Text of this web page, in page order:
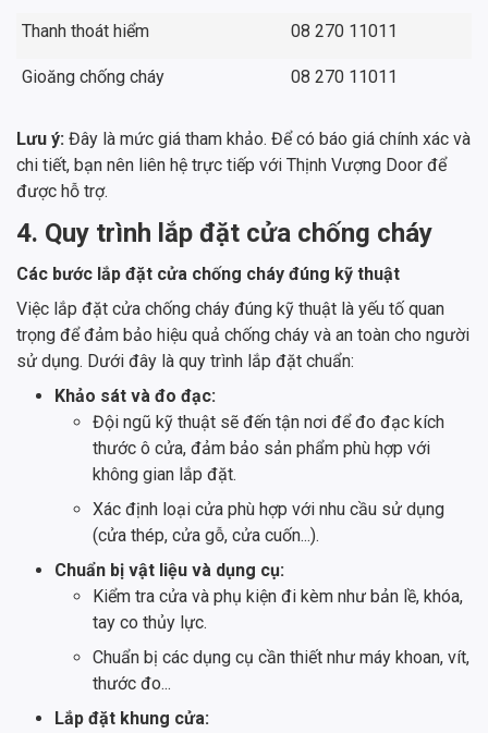
Thanh thoát hiểm 08 270 11011
Gioăng chống cháy 08 270 11011
Lưu ý: Đây là mức giá tham khảo. Để có báo giá chính xác và
chi tiết, bạn nên liên hệ trực tiếp với Thịnh Vượng Door để
được hỗ trợ.
4. Quy trình lắp đặt cửa chống cháy
Các bước lắp đặt cửa chống cháy đúng kỹ thuật
Việc lắp đặt cửa chống cháy đúng kỹ thuật là yếu tố quan
trọng để đảm bảo hiệu quả chống cháy và an toàn cho người
sử dụng. Dưới đây là quy trình lắp đặt chuẩn:
Khảo sát và đo đạc:
Đội ngũ kỹ thuật sẽ đến tận nơi để đo đạc kích
thước ô cửa, đảm bảo sản phẩm phù hợp với
không gian lắp đặt.
Xác định loại cửa phù hợp với nhu cầu sử dụng
(cửa thép, cửa gỗ, cửa cuốn...).
Chuẩn bị vật liệu và dụng cụ:
Kiểm tra cửa và phụ kiện đi kèm như bản lề, khóa,
tay co thủy lực.
Chuẩn bị các dụng cụ cần thiết như máy khoan, vít,
thước đo...
Lắp đặt khung cửa: